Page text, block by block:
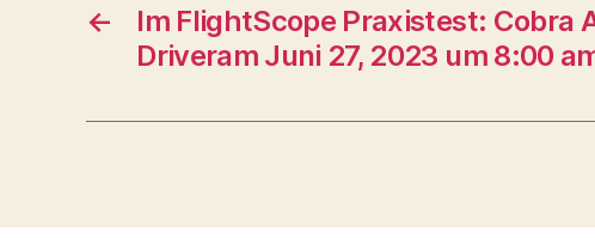
←
Im FlightScope Praxistest: Cobra
Driveram Juni 27, 2023 um 8:00